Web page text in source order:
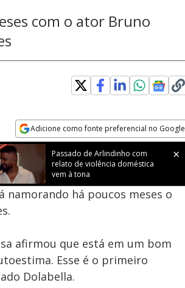
com o ator Bruno
Adicione como fonte preferencial no Google
Opens in new window
Passado de Arlindinho com
relato de violência doméstica
vem à tona
Velocidade
que já teve com álcool, mas não
não tem mais dedo podre para
namorando há poucos meses o
afirmou que está em um bom
Esse é o primeiro
Dolabella.